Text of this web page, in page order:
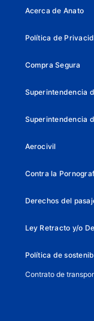
Acerca de Anato
Política de
Compra Segura
Superintendencia
Superintendencia
Aerocivil
Contra la
Derechos del
Ley Retracto y/o
Política de
Contrato de